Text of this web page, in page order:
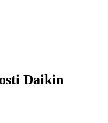
Daikin